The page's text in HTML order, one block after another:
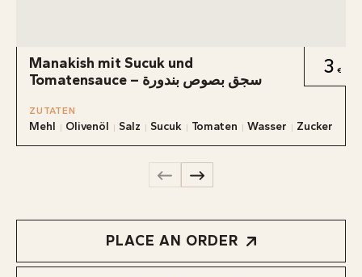
Manakish mit Sucuk und
Tomatensauce – سجق بصوص بندورة
3
ZUTATEN
Mehl Olivenöl Salz Sucuk Tomaten Wasser Zucker
PLACE AN ORDER